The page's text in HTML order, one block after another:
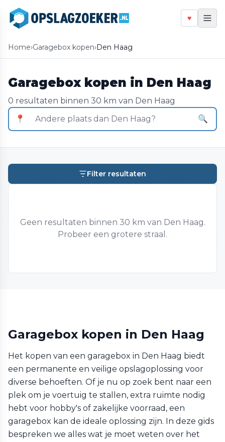
♥
Home›Garagebox kopen›Den Haag
Garagebox kopen in Den Haag
0 resultaten binnen 30 km van Den Haag
📍
🔍
Filter resultaten
Geen resultaten binnen 30 km van Den Haag.
Probeer een grotere straal.
Garagebox kopen in Den Haag
Het kopen van een garagebox in Den Haag biedt
een permanente en veilige opslagoplossing voor
diverse behoeften. Of je nu op zoek bent naar een
plek om je voertuig te stallen, extra ruimte nodig
hebt voor hobby's of zakelijke voorraad, een
garagebox kan de ideale oplossing zijn. In deze gids
bespreken we alles wat je moet weten over het